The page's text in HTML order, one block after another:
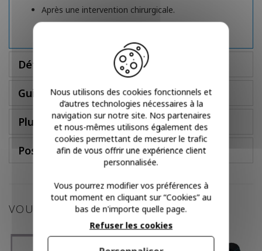
Après une intervention chirurgicale.
Détails
Guide des tailles
Plus d'infos
Poser une question
VOUS POURRIEZ AIMER
Nous utilisons des cookies fonctionnels et
d’autres technologies nécessaires à la
navigation sur notre site. Nos partenaires
et nous-mêmes utilisons également des
cookies permettant de mesurer le trafic
afin de vous offrir une expérience client
personnalisée.
Vous pourrez modifier vos préférences à
tout moment en cliquant sur “Cookies” au
bas de n'importe quelle page.
Refuser les cookies